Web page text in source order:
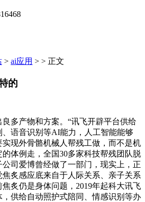
> ai应用 > > 正文
的​
产物和方案。“讯飞开辟平台供给
语音识别等AI能力，人工智能能够
现外骨骼机械人帮残工做，而不是机
体例走，全国30多家科技帮残团队脱
司爱博曾经做了一部门，现实上，正
炙感应底来自于人际关系、亲子关系
炙仍是身体问题，2019年起科大讯飞
供给自动照护式陪同、情感识别等办